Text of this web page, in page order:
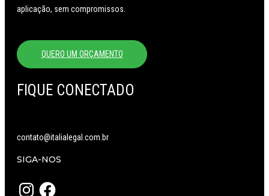
aplicação, sem compromissos.
QUERO UM ORÇAMENTO
FIQUE CONECTADO
contato@italialegal.com.br
SIGA-NOS
InstagramFacebook